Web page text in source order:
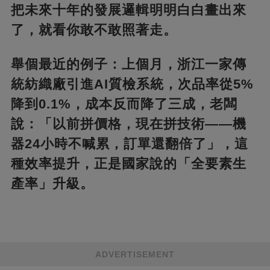
把未來十年的發展邏輯明明白白畫出來
了，就看你敢不敢照著走。
舉個最近的例子：上個月，浙江一家傳
統紡織廠引進AI質檢系統，次品率從5%
降到0.1%，成本反而降了三成，老闆
說：「以前拼價格，現在拼技術——機
器24小時不喊累，訂單還翻倍了」，這
種效率提升，正是國家說的「全要素生
產率」升級。
ADVERTISEMENT